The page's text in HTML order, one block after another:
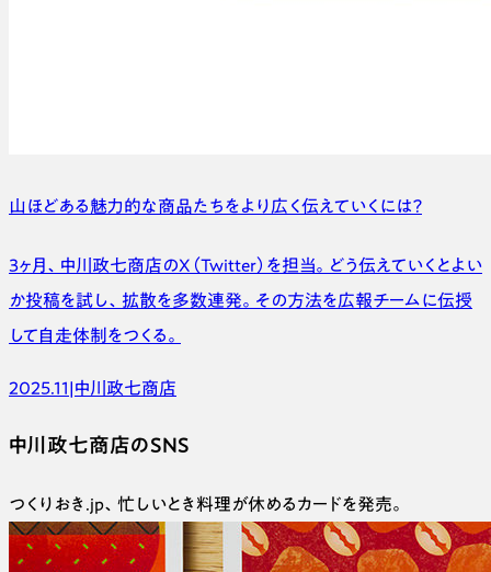
山ほどある魅力的な商品たちをより広く伝えていくには？
3ヶ月、中川政七商店のX（Twitter）を担当。どう伝えていくとよい
か投稿を試し、拡散を多数連発。その方法を広報チームに伝授
して自走体制をつくる。
2025.11|中川政七商店
中川政七商店のSNS
つくりおき.jp、忙しいとき料理が休めるカードを発売。